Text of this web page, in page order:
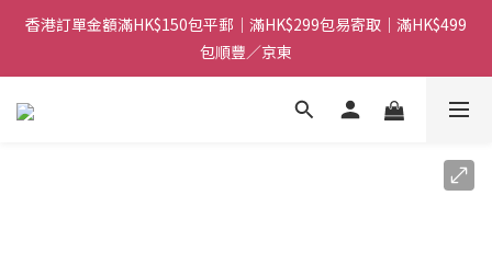
香港訂單金額滿HK$150包平郵｜滿HK$299包易寄取｜滿HK$499
包順豐／京東
香港訂單金額滿HK$150包平郵｜滿HK$299包易寄取｜滿HK$499
包順豐／京東
【網店限定！】指定清貨商品每消費HK$100即享購物金HK$50回
香港訂單金額滿HK$150包平郵｜滿HK$299包易寄取｜滿HK$499